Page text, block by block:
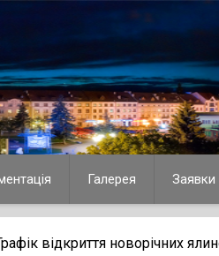
Галерея Заявки
відкриття новорічних